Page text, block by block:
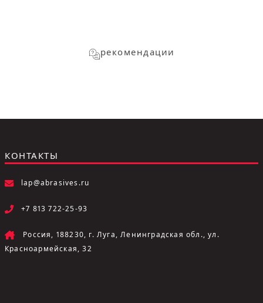
рекомендации
КОНТАКТЫ
lap@abrasives.ru
+7 813 722-25-93
Россия, 188230, г. Луга, Ленинградская обл., ул.
Красноармейская, 32